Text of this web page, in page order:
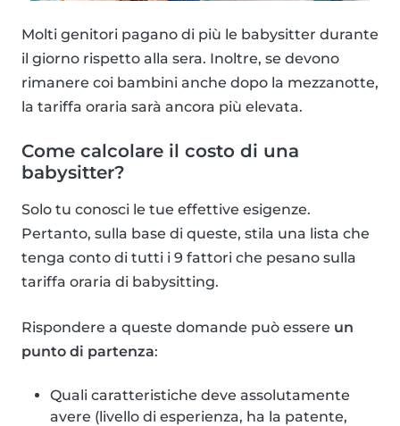
Molti genitori pagano di più le babysitter durante
il giorno rispetto alla sera. Inoltre, se devono
rimanere coi bambini anche dopo la mezzanotte,
la tariffa oraria sarà ancora più elevata.
Come calcolare il costo di una
babysitter?
Solo tu conosci le tue effettive esigenze.
Pertanto, sulla base di queste, stila una lista che
tenga conto di tutti i 9 fattori che pesano sulla
tariffa oraria di babysitting.
Rispondere a queste domande può essere un
punto di partenza:
Quali caratteristiche deve assolutamente
avere (livello di esperienza, ha la patente,